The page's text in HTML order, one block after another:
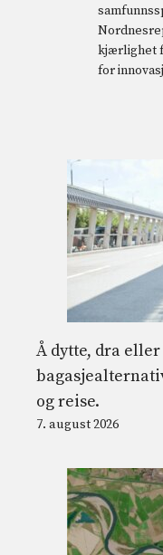
kjærlighet
for
Å dytte, dra
og reise.
7. august 2026